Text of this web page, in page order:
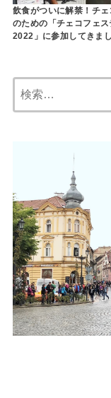
飲食がついに解禁！チ
のための「チェコフェ
2022」に参加してきま